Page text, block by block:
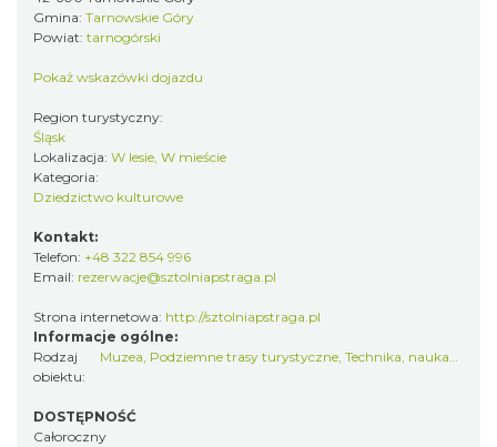
Gmina: Tarnowskie Góry
Powiat: tarnogórski
Pokaż wskazówki dojazdu
Region turystyczny:
Śląsk
Lokalizacja: W lesie, W mieście
Kategoria:
Dziedzictwo kulturowe
Kontakt:
Telefon: +48 322 854 996
Email: rezerwacje@sztolniapstraga.pl
Strona internetowa: http://sztolniapstraga.pl
Informacje ogólne:
Rodzaj
obiektu:
Muzea, Podziemne trasy turystyczne,Technika, nauka…
DOSTĘPNOŚĆ
Całoroczny